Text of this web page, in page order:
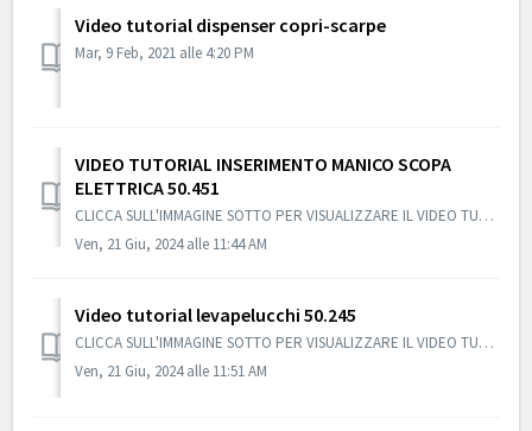
Video tutorial dispenser copri-scarpe
Mar, 9 Feb, 2021 alle 4:20 PM
VIDEO TUTORIAL INSERIMENTO MANICO SCOPA
ELETTRICA 50.451
CLICCA SULL'IMMAGINE SOTTO PER VISUALIZZARE IL VIDEO TUTORIAL
Ven, 21 Giu, 2024 alle 11:44 AM
Video tutorial levapelucchi 50.245
CLICCA SULL'IMMAGINE SOTTO PER VISUALIZZARE IL VIDEO TUTORIAL
Ven, 21 Giu, 2024 alle 11:51 AM